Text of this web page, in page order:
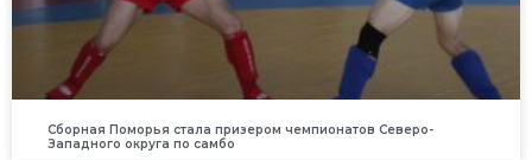
Сборная Поморья стала призером чемпионатов Северо-
Западного округа по самбо